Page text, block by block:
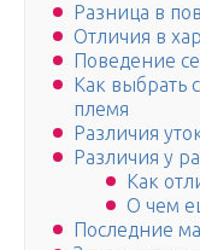
Разница в
Отличия в
Поведение
Как выбрать
племя
Различия
Различия у
Как
О чем
Последние